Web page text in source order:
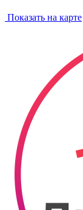
Показать на карте